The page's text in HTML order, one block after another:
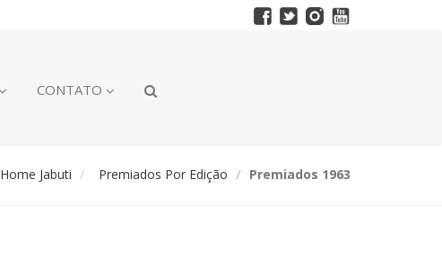
CONTATO
Home Jabuti Premiados Por Edição Premiados 1963